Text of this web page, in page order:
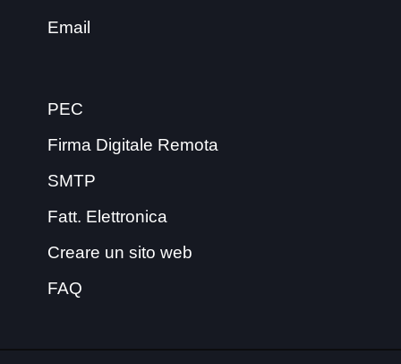
Email
PEC
Firma Digitale Remota
SMTP
Fatt. Elettronica
Creare un sito web
FAQ